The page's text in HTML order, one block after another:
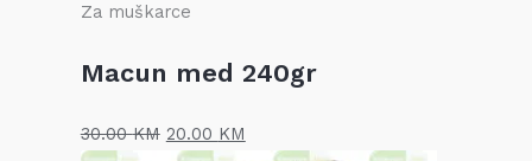
Za muškarce
Macun med 240gr
30.00KM 20.00 KM